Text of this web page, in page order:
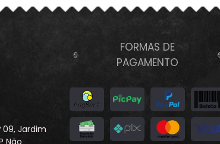
09, Jardim
Não
FORMAS DE
PAGAMENTO